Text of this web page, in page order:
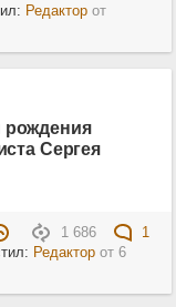
Редакторот
Сергея
1 686
1
Редакторот 6